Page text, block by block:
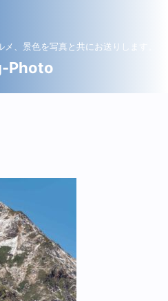
、景色を写真と共にお送りします。
Photo